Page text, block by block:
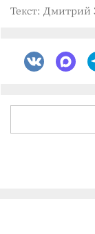
Текст: Дмитрий